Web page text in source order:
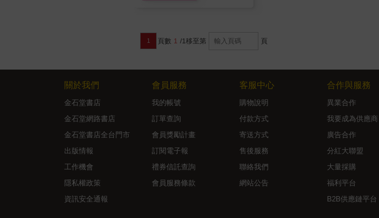
1 頁數 1 /1移至第 頁
關於我們
金石堂書店
金石堂網路書店
金石堂書店全台門市
出版情報
工作機會
隱私權政策
資訊安全通報
會員服務
我的帳號
訂單查詢
會員獎勵計畫
訂閱電子報
禮券信託查詢
會員服務條款
客服中心
購物說明
付款方式
寄送方式
售後服務
聯絡我們
網站公告
合作與服務
異業合作
我要成為供應商
廣告合作
分紅大聯盟
大量採購
福利平台
B2B供應鏈平台